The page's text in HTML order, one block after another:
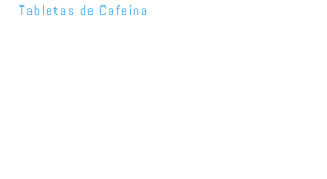
Tabletas de Cafeína